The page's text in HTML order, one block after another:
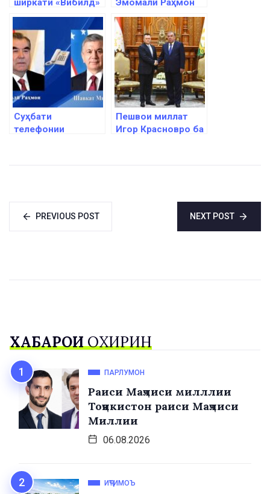
ширкати «Вибилд»
Пиетро Салини
Эмомалӣ Раҳмон
ба Сарвазири
Ҷопон Фумио
Кисида барқияи
изҳори тасаллӣ
ирсол намуданд
Суҳбати
телефонии
Пешвои миллат
Игор Красновро ба
PREVIOUS POST NEXT POST
ХАБАРҲОИОХИРИН
ПАРЛУМОН
Раиси Маҷлиси милллии
Тоҷикистон раиси Маҷлиси
Миллии
06.08.2026
ИҶТИМОЪ